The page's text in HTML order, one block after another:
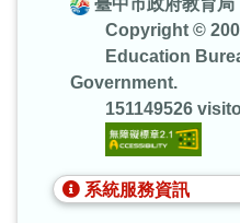
臺中市政府教育局
Copyright ©
Education
Government.
151149526
系統服務資訊